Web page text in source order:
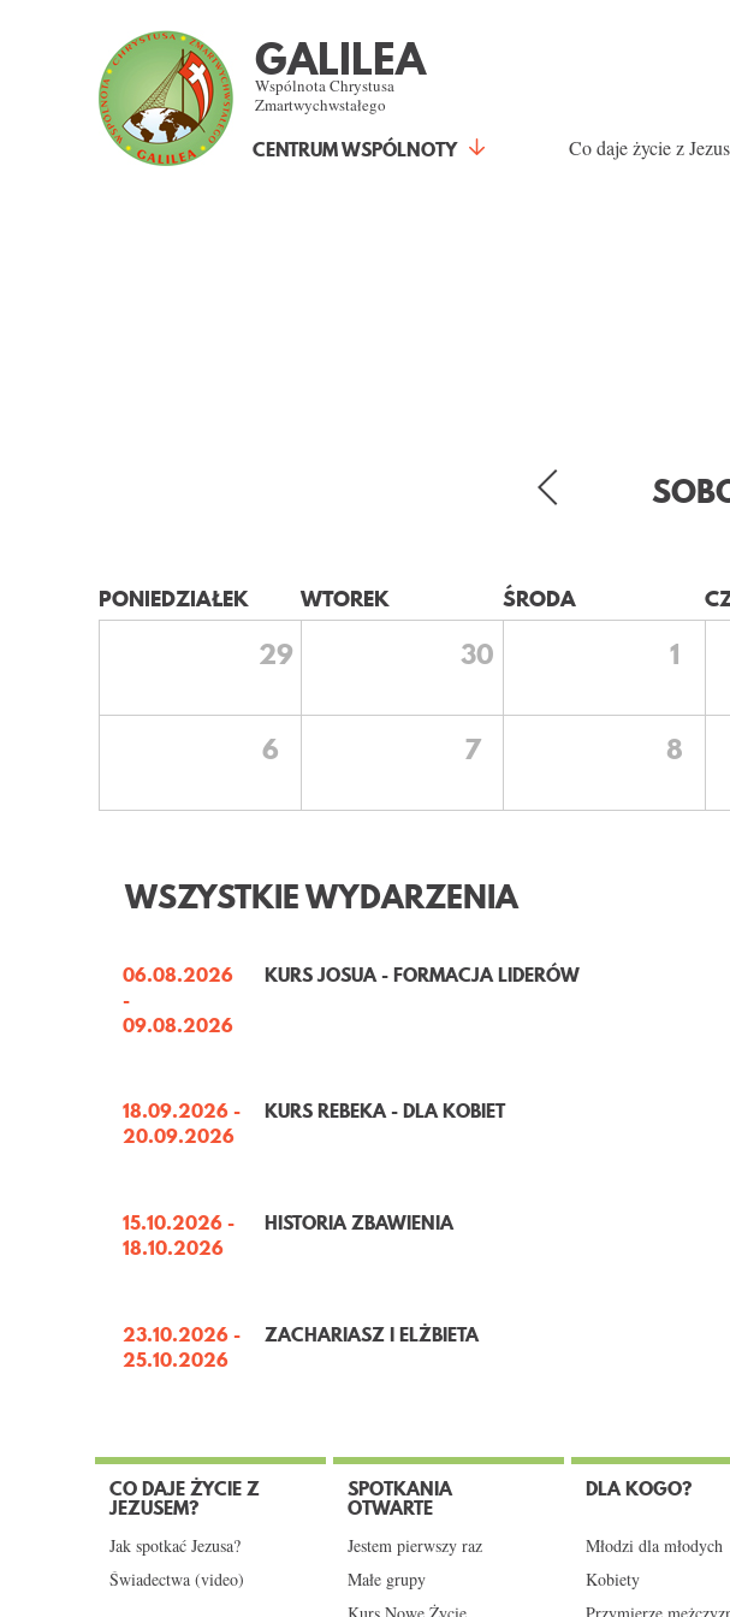
GALILEA
Wspólnota Chrystusa
Zmartwychwstałego
CENTRUM WSPÓLNOTY Co daje życie z
PONIEDZIAŁEK WTOREK ŚRODA
29 30 1
6 7 8
WSZYSTKIE WYDARZENIA
06.08.2026
-
09.08.2026
KURS JOSUA - FORMACJA LIDERÓW
18.09.2026 -
20.09.2026
KURS REBEKA - DLA KOBIET
15.10.2026 -
18.10.2026
HISTORIA ZBAWIENIA
23.10.2026 -
25.10.2026
ZACHARIASZ I ELŻBIETA
CO DAJE ŻYCIE Z
JEZUSEM?
Jak spotkać Jezusa?
Świadectwa (video)
SPOTKANIA
OTWARTE
Jestem pierwszy raz
Małe grupy
DLA KOGO?
Młodzi dla młodych
Kobiety